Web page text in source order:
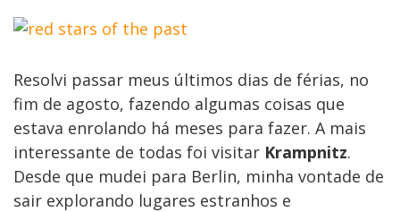
Resolvi passar meus últimos dias de férias, no
fim de agosto, fazendo algumas coisas que
estava enrolando há meses para fazer. A mais
interessante de todas foi visitar Krampnitz.
Desde que mudei para Berlin, minha vontade de
sair explorando lugares estranhos e